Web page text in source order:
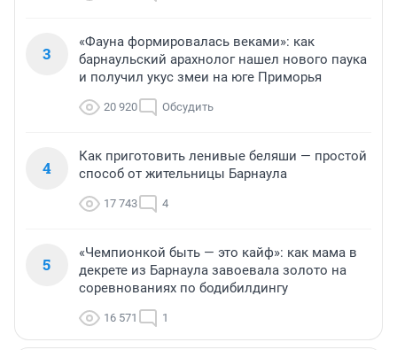
3
«Фауна формировалась веками»: как
барнаульский арахнолог нашел нового паука
и получил укус змеи на юге Приморья
20 920 Обсудить
4
Как приготовить ленивые беляши — простой
способ от жительницы Барнаула
17 743 4
5
«Чемпионкой быть — это кайф»: как мама в
декрете из Барнаула завоевала золото на
соревнованиях по бодибилдингу
16 571 1